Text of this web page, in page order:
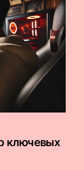
ключевых